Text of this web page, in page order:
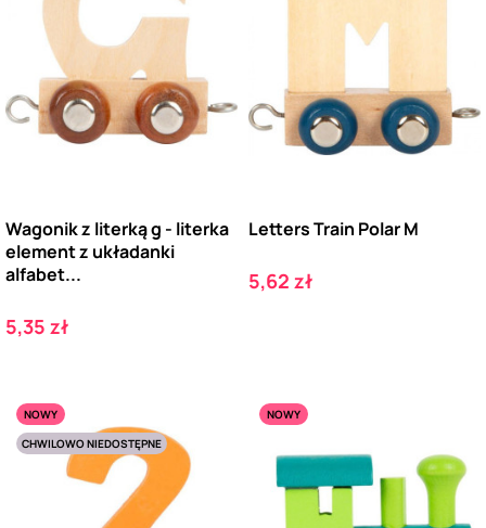
Wagonik z literką g - literka
element z układanki
alfabet...
Cena
5,35 zł
Letters Train Polar M
Cena
5,62 zł
NOWY
CHWILOWO NIEDOSTĘPNE
NOWY